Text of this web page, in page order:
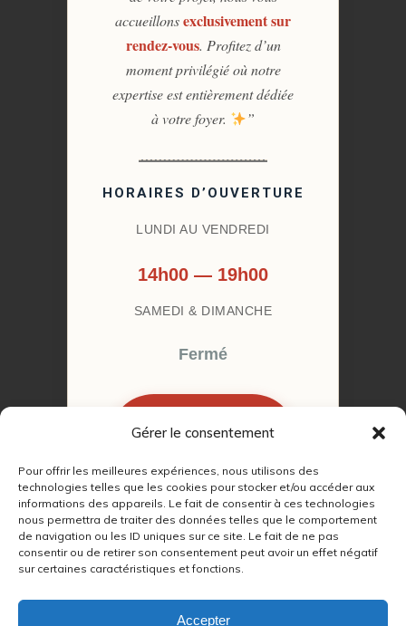
Gérer le consentement
Pour offrir les meilleures expériences, nous utilisons des
technologies telles que les cookies pour stocker et/ou accéder aux
informations des appareils. Le fait de consentir à ces technologies
nous permettra de traiter des données telles que le comportement
de navigation ou les ID uniques sur ce site. Le fait de ne pas
consentir ou de retirer son consentement peut avoir un effet négatif
sur certaines caractéristiques et fonctions.
Accepter
accueillonsexclusivement sur
rendez-vous. Profitez d’un
moment privilégié où notre
expertise est entièrement dédiée
à votre foyer.
”
HORAIRES D’OUVERTURE
LUNDI AU VENDREDI
14h00 — 19h00
SAMEDI & DIMANCHE
Fermé
RENDEZ-VOUS
© 2022 – 2026Autour du Feu 77
RGPD